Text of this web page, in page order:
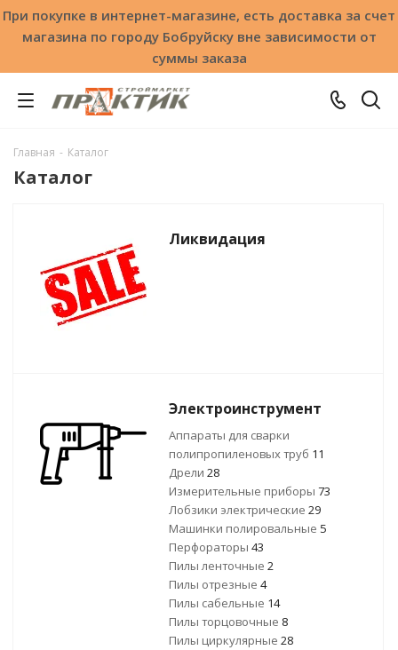
При покупке в интернет-магазине, есть доставка за счет
магазина по городу Бобруйску вне зависимости от
суммы заказа
Главная - Каталог
Каталог
Ликвидация
Электроинструмент
Аппараты для сварки
полипропиленовых труб 11
Дрели 28
Измерительные приборы 73
Лобзики электрические 29
Машинки полировальные 5
Перфораторы 43
Пилы ленточные 2
Пилы отрезные 4
Пилы сабельные 14
Пилы торцовочные 8
Пилы циркулярные 28